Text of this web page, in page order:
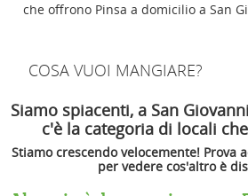
che offrono Pinsa a domicilio a San
COSA VUOI MANGIARE?
Siamo spiacenti, a San
c'è la categoria di locali
Stiamo crescendo velocemente! Prova
per vedere cos'altro è